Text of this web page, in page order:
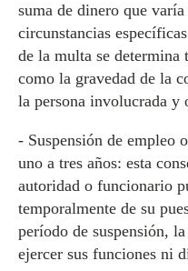
suma de dinero que
circunstancias
de la multa se determina
como la gravedad de la
la persona involucrada y
- Suspensión de empleo
uno a tres años: esta
autoridad o funcionario
temporalmente de su
período de suspensión,
ejercer sus funciones ni